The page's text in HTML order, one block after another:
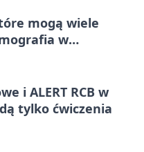
mogą wiele
w
i ALERT RCB w
tylko ćwiczenia